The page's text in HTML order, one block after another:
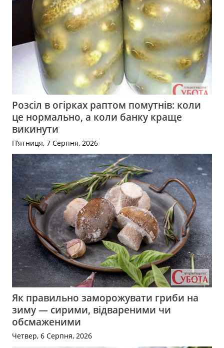
Розсіл в огірках раптом помутнів: коли
це нормально, а коли банку краще
викинути
П’ятниця, 7 Серпня, 2026
Як правильно заморожувати гриби на
зиму — сирими, відвареними чи
обсмаженими
Четвер, 6 Серпня, 2026